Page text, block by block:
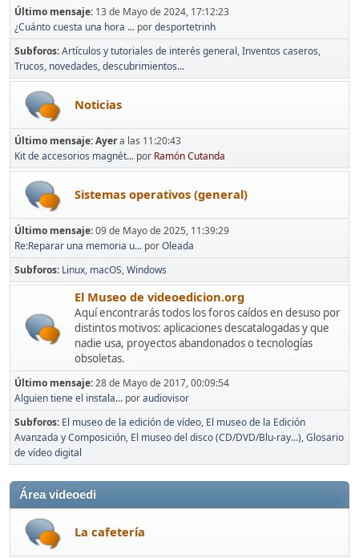
Último mensaje: 13 de Mayo de 2024, 17:12:23
¿Cuánto cuesta una hora ... pordesportetrinh
Subforos Artículos y tutoriales de interés general Inventos caseros
Trucos, novedades, descubrimientos...
Noticias
Último mensaje:Ayera las 11:20:43
Kit de accesorios magnét... por Ramón Cutanda
Sistemas operativos (general)
Último mensaje:09 de Mayo de 2025, 11:39:29
Re:Reparar una memoria u... porOleada
Subforos Linux macOS Windows
El Museo de videoedicion.org
Aquí encontrarás todos los foros caídos en desuso por
distintos motivos: aplicaciones descatalogadas y que
nadie usa, proyectos abandonados o tecnologías
obsoletas.
Último mensaje:28 de Mayo de 2017, 00:09:54
Alguien tiene el instala... poraudiovisor
Subforos El museo de la edición de vídeo El museo de la Edición
Avanzada y Composición El museo del disco (CD/DVD/Blu-ray...) Glosario
de vídeo digital
Área videoedi
La cafetería